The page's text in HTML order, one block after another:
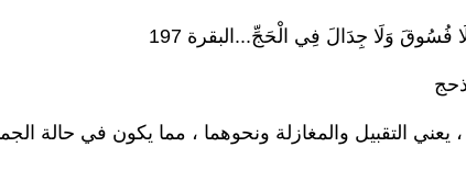
يعني التقبيل والمغازلة ونحوهما ، مما يكون في